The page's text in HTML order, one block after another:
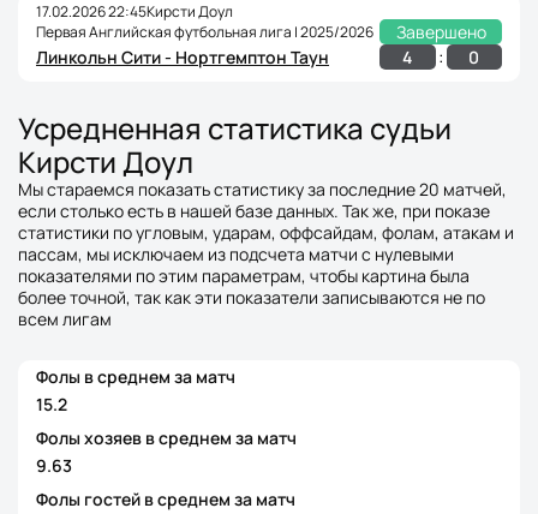
17.02.2026 22:45Кирсти Доул
Первая Английская футбольная лига | 2025/2026
Завершено
Линкольн Сити - Нортгемптон Таун
4 : 0
Усредненная статистика судьи
Кирсти Доул
Мы стараемся показать статистику за последние 20 матчей,
если столько есть в нашей базе данных. Так же, при показе
статистики по угловым, ударам, оффсайдам, фолам, атакам и
пассам, мы исключаем из подсчета матчи с нулевыми
показателями по этим параметрам, чтобы картина была
более точной, так как эти показатели записываются не по
всем лигам
Фолы в среднем за матч
15.2
Фолы хозяев в среднем за матч
9.63
Фолы гостей в среднем за матч